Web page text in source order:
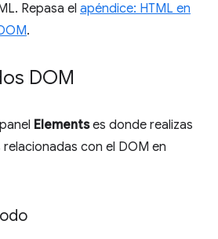
Repasa el apéndice: HTML en
.
DOM
Elementses donde realizas
con el DOM en